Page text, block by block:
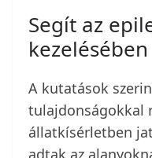
Segít az
kezelésében
A kutatások
tulajdonságokkal
állatkísérletben